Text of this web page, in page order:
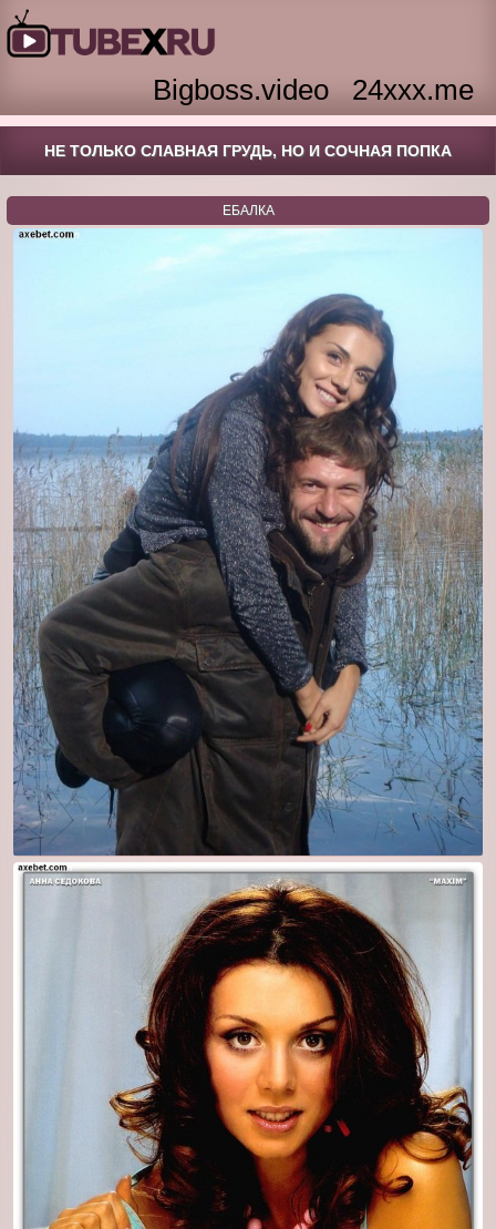
Bigboss.video 24xxx.me
НЕ ТОЛЬКО СЛАВНАЯ ГРУДЬ, НО И СОЧНАЯ ПОПКА
ЕБАЛКА